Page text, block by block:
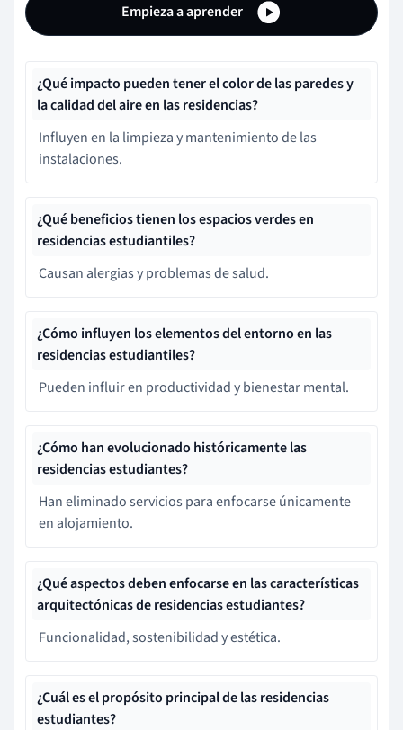
Empieza a aprender
¿Qué impacto pueden tener el color de las paredes y
la calidad del aire en las residencias?
Influyen en la limpieza y mantenimiento de las
instalaciones.
¿Qué beneficios tienen los espacios verdes en
residencias estudiantiles?
Causan alergias y problemas de salud.
¿Cómo influyen los elementos del entorno en las
residencias estudiantiles?
Pueden influir en productividad y bienestar mental.
¿Cómo han evolucionado históricamente las
residencias estudiantes?
Han eliminado servicios para enfocarse únicamente
en alojamiento.
¿Qué aspectos deben enfocarse en las características
arquitectónicas de residencias estudiantes?
Funcionalidad, sostenibilidad y estética.
¿Cuál es el propósito principal de las residencias
estudiantes?